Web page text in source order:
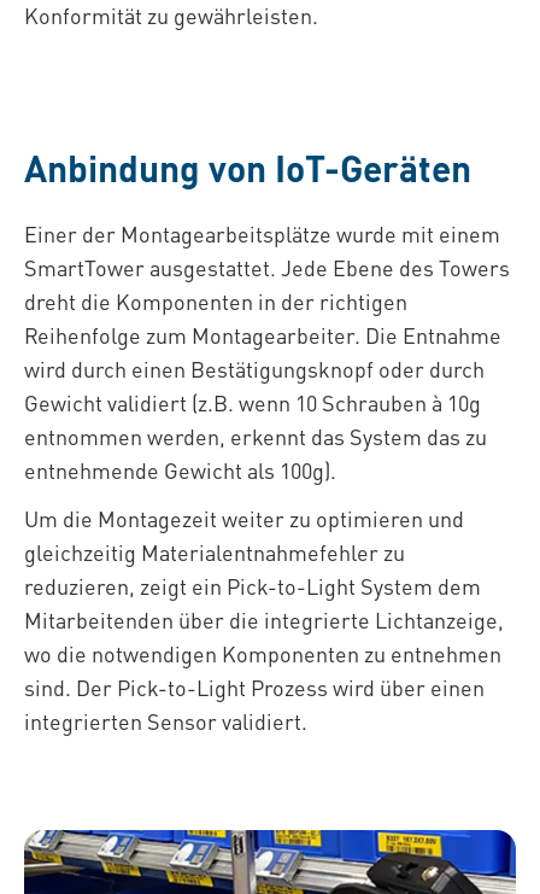
Konformität zu gewährleisten.
Anbindung von IoT-Geräten
Einer der Montagearbeitsplätze wurde mit einem
SmartTower ausgestattet. Jede Ebene des Towers
dreht die Komponenten in der richtigen
Reihenfolge zum Montagearbeiter. Die Entnahme
wird durch einen Bestätigungsknopf oder durch
Gewicht validiert (z.B. wenn 10 Schrauben à 10g
entnommen werden, erkennt das System das zu
entnehmende Gewicht als 100g).
Um die Montagezeit weiter zu optimieren und
gleichzeitig Materialentnahmefehler zu
reduzieren, zeigt ein Pick-to-Light System dem
Mitarbeitenden über die integrierte Lichtanzeige,
wo die notwendigen Komponenten zu entnehmen
sind. Der Pick-to-Light Prozess wird über einen
integrierten Sensor validiert.